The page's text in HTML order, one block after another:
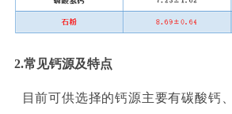
2.常见钙源及特点
目前可供选择的钙源主要有碳酸钙